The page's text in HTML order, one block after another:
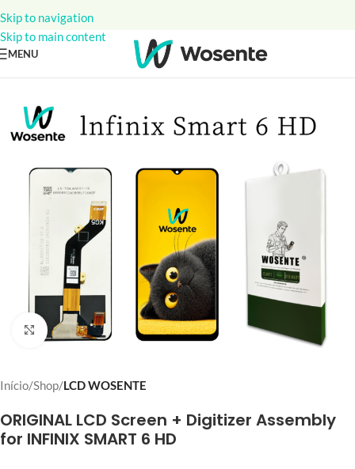
Skip to navigation
Skip to main content
MENU
Click to enlarge
Início Shop LCD WOSENTE
ORIGINAL LCD Screen + Digitizer Assembly
for INFINIX SMART 6 HD